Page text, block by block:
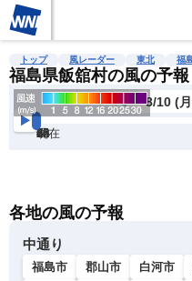
雨雲レーダー 台風情報 地
トップ 風レーダー 東北 福
福島県飯舘村の風の予報
8/10 (
現在
6h
12
24
36
48
60
72
各地の風の予報
中通り
福島市 郡山市 白河市